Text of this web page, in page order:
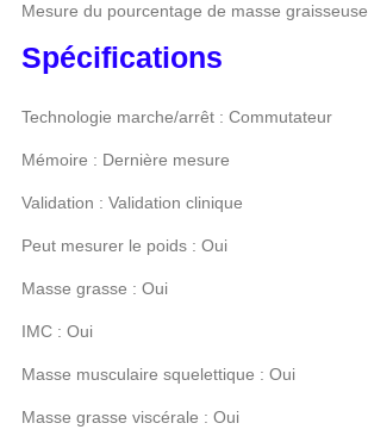
Mesure du pourcentage de masse graisseuse
Spécifications
Technologie marche/arrêt : Commutateur
Mémoire : Dernière mesure
Validation : Validation clinique
Peut mesurer le poids : Oui
Masse grasse : Oui
IMC : Oui
Masse musculaire squelettique : Oui
Masse grasse viscérale : Oui